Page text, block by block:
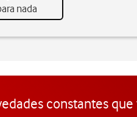
nada
constantes